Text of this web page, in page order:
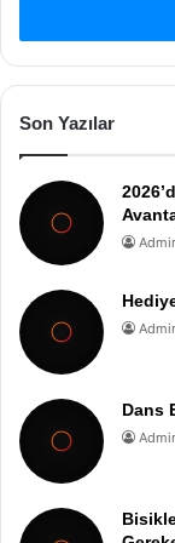
Son Yazılar
Dans